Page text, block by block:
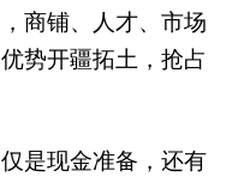
商铺、人才、市场
势开疆拓土，抢占
是现金准备，还有